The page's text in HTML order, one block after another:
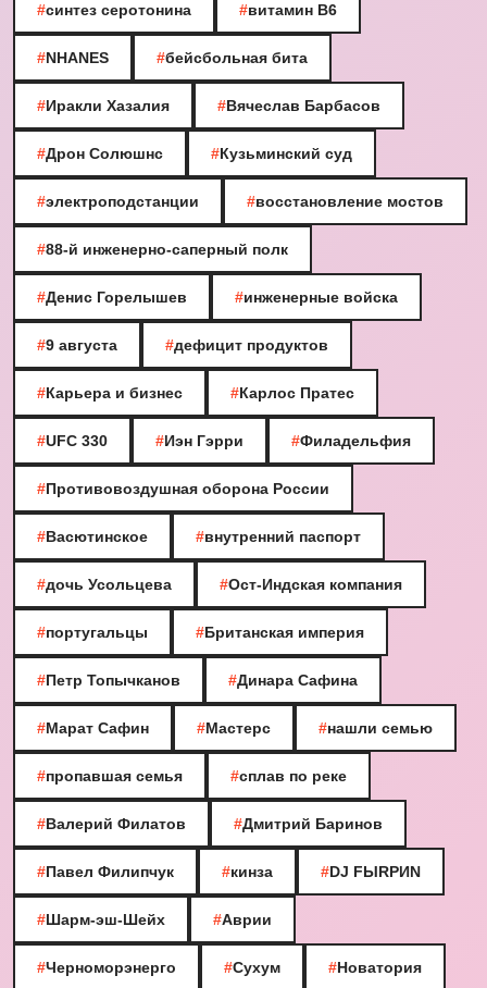
#синтез серотонина #витамин B6
#NHANES #бейсбольная бита
#Иракли Хазалия #Вячеслав Барбасов
#Дрон Солюшнс #Кузьминский суд
#электроподстанции #восстановление мостов
#88-й инженерно-саперный полк
#Денис Горелышев #инженерные войска
#9 августа #дефицит продуктов
#Карьера и бизнес #Карлос Пратес
#UFC 330 #Иэн Гэрри #Филадельфия
#Противовоздушная оборона России
#Васютинское #внутренний паспорт
#дочь Усольцева #Ост-Индская компания
#португальцы #Британская империя
#Петр Топычканов #Динара Сафина
#Марат Сафин #Мастерс #нашли семью
#пропавшая семья #сплав по реке
#Валерий Филатов #Дмитрий Баринов
#Павел Филипчук #кинза #DJ FЫRРИN
#Шарм-эш-Шейх #Аврии
#Черноморэнерго #Сухум #Новатория